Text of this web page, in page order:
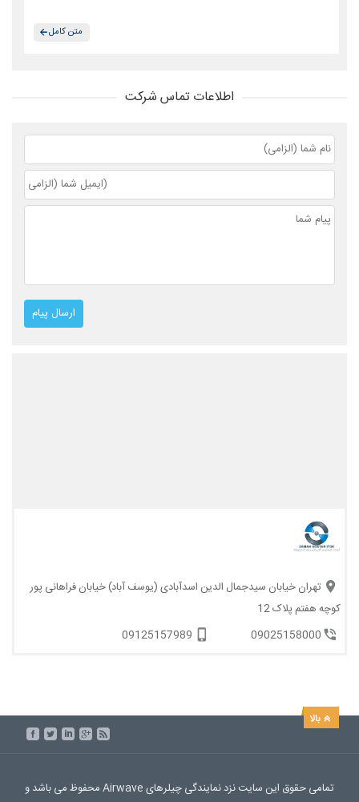
متن کامل
اطلاعات تماس شرکت
تهران خیابان سیدجمال الدین اسدآبادی (یوسف آباد) خیابان فراهانی پور
کوچه هفتم پلاک 12
09025158000
09125157989
تمامی حقوق این سایت نزد نمایندگی چیلرهای Airwave محفوظ می باشد و